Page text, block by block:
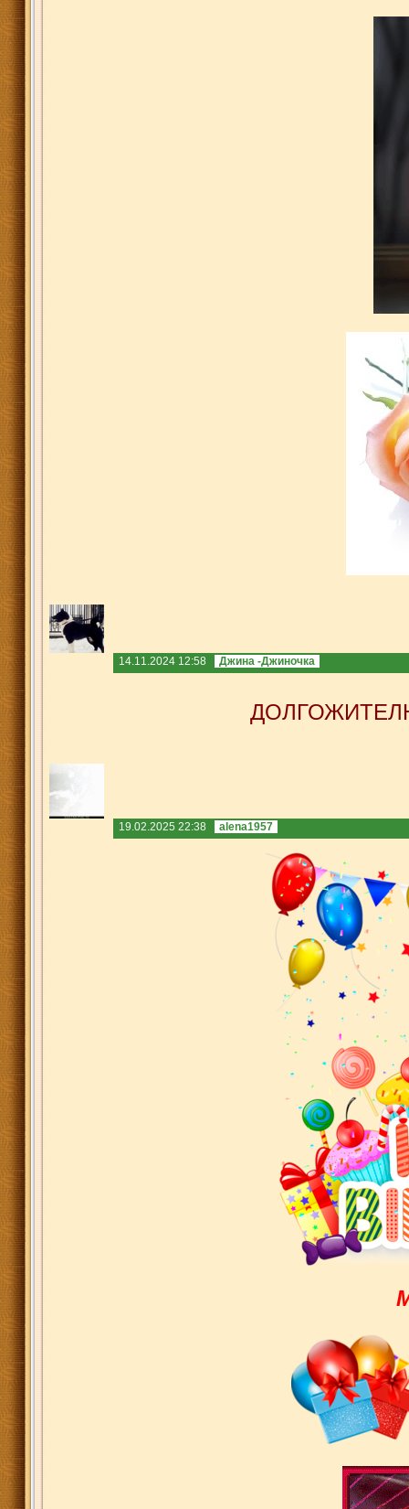
14.11.2024 12:58 Джина -Джиночка
19.02.2025 22:38 alena1957